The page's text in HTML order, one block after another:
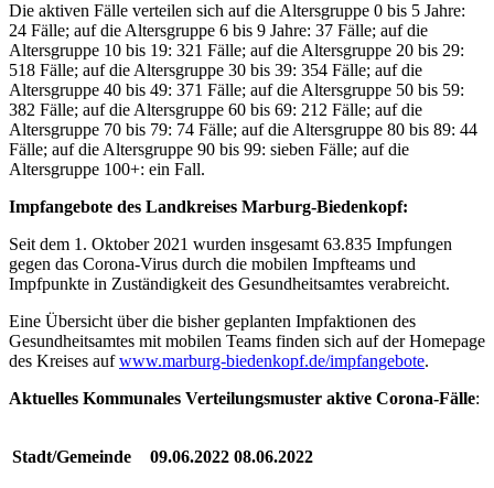
Die aktiven Fälle verteilen sich auf die Altersgruppe 0 bis 5 Jahre:
24 Fälle; auf die Altersgruppe 6 bis 9 Jahre: 37 Fälle; auf die
Altersgruppe 10 bis 19: 321 Fälle; auf die Altersgruppe 20 bis 29:
518 Fälle; auf die Altersgruppe 30 bis 39: 354 Fälle; auf die
Altersgruppe 40 bis 49: 371 Fälle; auf die Altersgruppe 50 bis 59:
382 Fälle; auf die Altersgruppe 60 bis 69: 212 Fälle; auf die
Altersgruppe 70 bis 79: 74 Fälle; auf die Altersgruppe 80 bis 89: 44
Fälle; auf die Altersgruppe 90 bis 99: sieben Fälle; auf die
Altersgruppe 100+: ein Fall.
Impfangebote des Landkreises Marburg-Biedenkopf:
Seit dem 1. Oktober 2021 wurden insgesamt 63.835 Impfungen
gegen das Corona-Virus durch die mobilen Impfteams und
Impfpunkte in Zuständigkeit des Gesundheitsamtes verabreicht.
Eine Übersicht über die bisher geplanten Impfaktionen des
Gesundheitsamtes mit mobilen Teams finden sich auf der Homepage
des Kreises aufwww.marburg-biedenkopf.de/impfangebote.
Aktuelles Kommunales Verteilungsmuster aktive Corona-Fälle:
Stadt/Gemeinde 09.06.2022 08.06.2022